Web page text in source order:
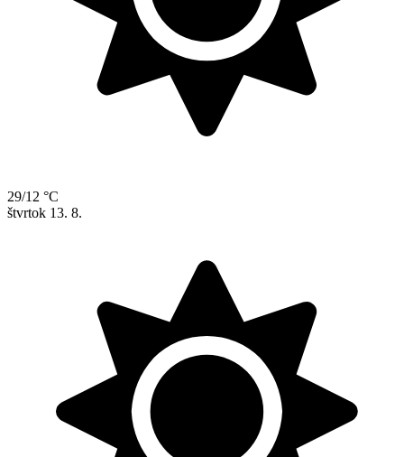
29/12 °C
štvrtok 13. 8.